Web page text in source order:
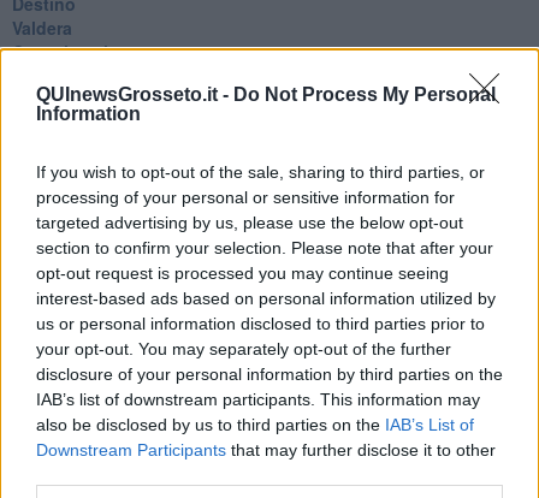
QUInewsGrosseto.it - Do Not Process My Personal
Information
If you wish to opt-out of the sale, sharing to third parties, or
processing of your personal or sensitive information for
targeted advertising by us, please use the below opt-out
section to confirm your selection. Please note that after your
opt-out request is processed you may continue seeing
interest-based ads based on personal information utilized by
us or personal information disclosed to third parties prior to
your opt-out. You may separately opt-out of the further
disclosure of your personal information by third parties on the
IAB’s list of downstream participants. This information may
also be disclosed by us to third parties on the IAB’s List of
Downstream Participants that may further disclose it to other
Valdera
Commissari
Grullaia
Spot
​La guerra dei mondi
Marciare non marcire
Fase due
L’Agorà
Silvia
Congiunti
Principi
​Lettera sulla brevità della vita
​Lettera sulla felicità
​Lettera sul tempo
Lettera semiconfidenziale al Presidente
Pensieri per dopo
​Pensieri in libera uscita
Pandemia